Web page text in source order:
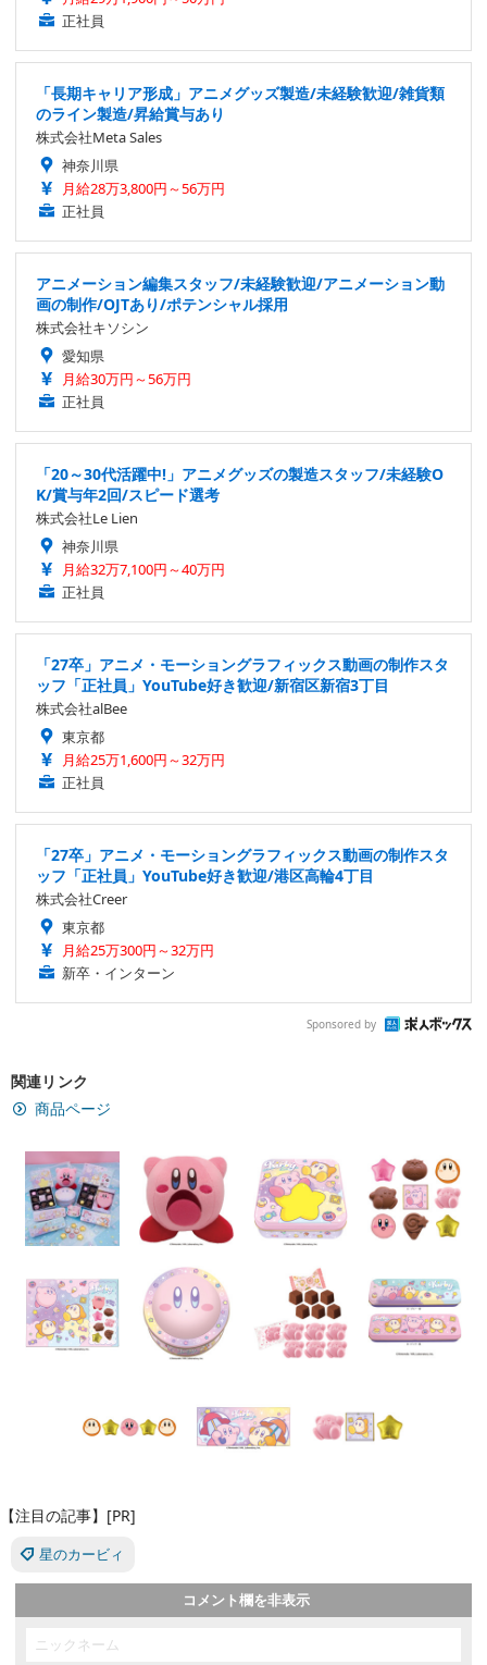
正社員
「長期キャリア形成」アニメグッズ製造/未経験歓迎/雑貨類
のライン製造/昇給賞与あり
株式会社Meta Sales
神奈川県
月給28万3,800円～56万円
正社員
アニメーション編集スタッフ/未経験歓迎/アニメーション動
画の制作/OJTあり/ポテンシャル採用
株式会社キソシン
愛知県
月給30万円～56万円
正社員
「20～30代活躍中!」アニメグッズの製造スタッフ/未経験O
K/賞与年2回/スピード選考
株式会社Le Lien
神奈川県
月給32万7,100円～40万円
正社員
「27卒」アニメ・モーショングラフィックス動画の制作スタ
ッフ「正社員」YouTube好き歓迎/新宿区新宿3丁目
株式会社alBee
東京都
月給25万1,600円～32万円
正社員
「27卒」アニメ・モーショングラフィックス動画の制作スタ
ッフ「正社員」YouTube好き歓迎/港区高輪4丁目
株式会社Creer
東京都
月給25万300円～32万円
新卒・インターン
Sponsored by
関連リンク
商品ページ
【注目の記事】[PR]
星のカービィ
コメント欄を非表示